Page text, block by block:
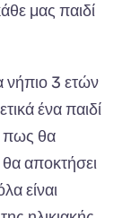
μας παιδί
νήπιο 3 ετών
ένα παιδί
πως θα
θα αποκτήσει
είναι